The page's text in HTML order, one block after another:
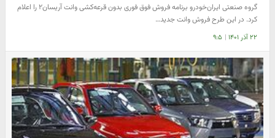
گروه صنعتی ‌ایران‌خودرو برنامه فروش فوق فوری بدون قرعه‌کشی وانت آریسان۲ را اعلام
کرد. در این طرح فروش وانت جدید…
۲۲ آذر ۱۴۰۱ | ۹:۵